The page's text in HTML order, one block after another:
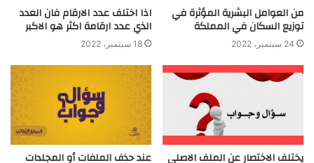
من العوامل البشرية المؤثرة في
توزيع السكان في المملكة
24 سبتمبر، 2022
اذا اختلف عدد الارقام فان العدد
الذي عدد ارقامة اكثر هو الاكبر
18 سبتمبر، 2022
يختلف الاختصار عن الملف الاصلي عند حذف الملفات أو المجلدات